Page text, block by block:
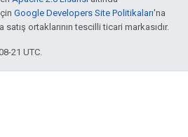
Google Developers Site Politikaları'na
ortaklarının tescilli ticari markasıdır.
21 UTC.